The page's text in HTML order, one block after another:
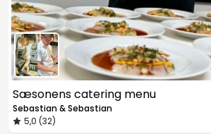
Sæsonens catering menu
Sebastian & Sebastian
5,0 (32)